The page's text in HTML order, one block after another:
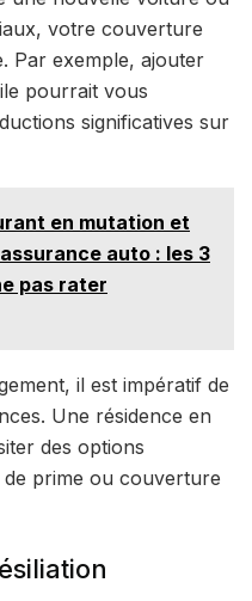
votre couverture
Par exemple, ajouter
pourrait vous
significatives sur
en mutation et
auto : les 3
pas rater
il est impératif de
Une résidence en
des options
prime ou couverture